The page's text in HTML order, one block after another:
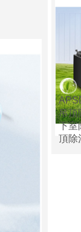
吊頂
下室
頂除